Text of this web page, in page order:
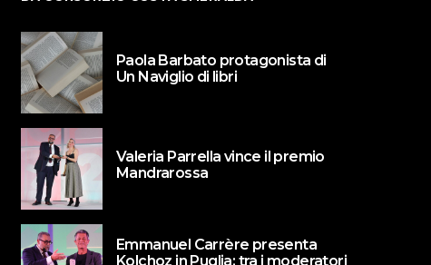
Paola Barbato protagonista di
Un Naviglio di libri
Valeria Parrella vince il premio
Mandrarossa
Emmanuel Carrère presenta
Kolchoz in Puglia: tra i moderatori